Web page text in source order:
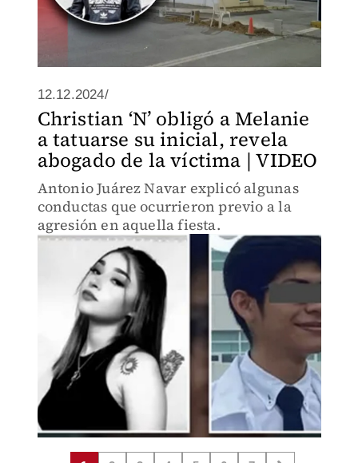
12.12.2024/
Christian ‘N’ obligó a Melanie
a tatuarse su inicial, revela
abogado de la víctima | VIDEO
Antonio Juárez Navar explicó algunas
conductas que ocurrieron previo a la
agresión en aquella fiesta.